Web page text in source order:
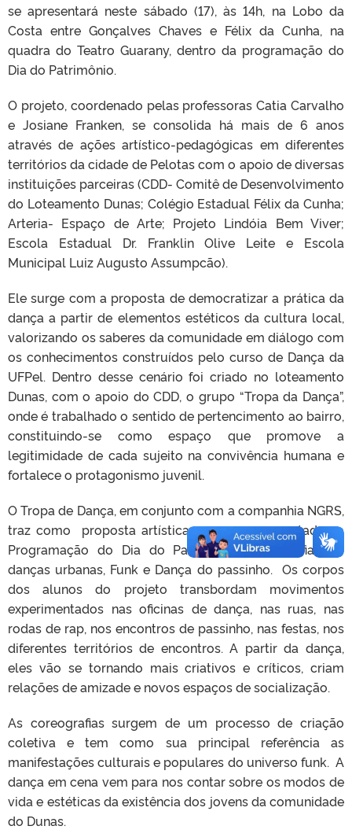
se apresentará neste sábado (17), às 14h, na Lobo da
Costa entre Gonçalves Chaves e Félix da Cunha, na
quadra do Teatro Guarany, dentro da programação do
Dia do Patrimônio.
O projeto, coordenado pelas professoras Catia Carvalho
e Josiane Franken, se consolida há mais de 6 anos
através de ações artístico-pedagógicas em diferentes
territórios da cidade de Pelotas com o apoio de diversas
instituições parceiras (CDD- Comitê de Desenvolvimento
do Loteamento Dunas; Colégio Estadual Félix da Cunha;
Arteria- Espaço de Arte; Projeto Lindóia Bem Viver;
Escola Estadual Dr. Franklin Olive Leite e Escola
Municipal Luiz Augusto Assumpcão).
Ele surge com a proposta de democratizar a prática da
dança a partir de elementos estéticos da cultura local,
valorizando os saberes da comunidade em diálogo com
os conhecimentos construídos pelo curso de Dança da
UFPel. Dentro desse cenário foi criado no loteamento
Dunas, com o apoio do CDD, o grupo “Tropa da Dança”,
onde é trabalhado o sentido de pertencimento ao bairro,
constituindo-se como espaço que promove a
legitimidade de cada sujeito na convivência humana e
fortalece o protagonismo juvenil.
O Tropa de Dança, em conjunto com a companhia NGRS,
traz como proposta artística para ser apresentada na
Programação do Dia do Patrimônio coreografias de
danças urbanas, Funk e Dança do passinho. Os corpos
dos alunos do projeto transbordam movimentos
experimentados nas oficinas de dança, nas ruas, nas
rodas de rap, nos encontros de passinho, nas festas, nos
diferentes territórios de encontros. A partir da dança,
eles vão se tornando mais criativos e críticos, criam
relações de amizade e novos espaços de socialização.
As coreografias surgem de um processo de criação
coletiva e tem como sua principal referência as
manifestações culturais e populares do universo funk. A
dança em cena vem para nos contar sobre os modos de
vida e estéticas da existência dos jovens da comunidade
do Dunas.